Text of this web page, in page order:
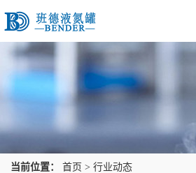
当前位置： 首页 > 行业动态